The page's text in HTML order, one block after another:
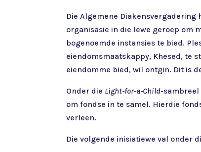
Die Algemene Diakensvergadering
organisasie in die lewe geroep om
bogenoemde instansies te bied.
eiendomsmaatskappy, Khesed, te
eiendomme bied, wil ontgin. Dit is
Onder die Light-for-a-Child-
om fondse in te samel. Hierdie
verleen.
Die volgende inisiatiewe val onder